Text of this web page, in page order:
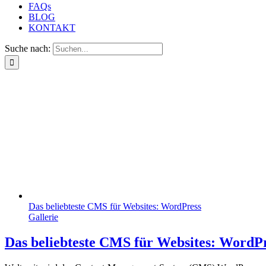
FAQs
BLOG
KONTAKT
Suche nach:
Das beliebteste CMS für Websites: WordPress
Gallerie
Das beliebteste CMS für Websites: